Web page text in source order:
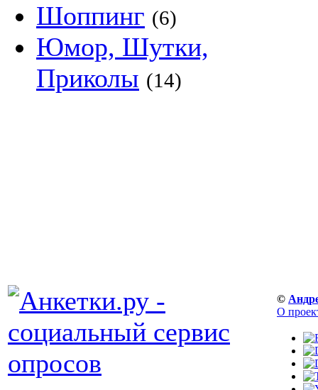
Шоппинг (6)
Юмор, Шутки,
Приколы (14)
©
О